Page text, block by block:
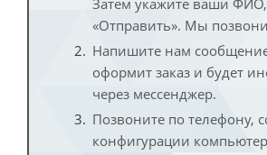
Затем укажите ваши
«Отправить». Мы
Напишите нам
оформит заказ и будет
через мессенджер.
Позвоните по телефону,
конфигурации